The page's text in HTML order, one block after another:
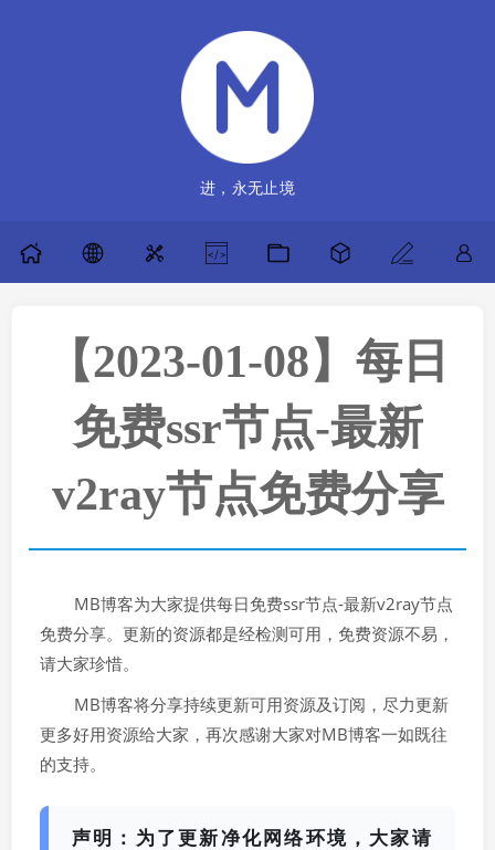
进，永无止境
【2023-01-08】每日
免费ssr节点-最新
v2ray节点免费分享
MB博客为大家提供每日免费ssr节点-最新v2ray节点
免费分享。更新的资源都是经检测可用，免费资源不易，
请大家珍惜。
MB博客将分享持续更新可用资源及订阅，尽力更新
更多好用资源给大家，再次感谢大家对MB博客一如既往
的支持。
声明：为了更新净化网络环境，大家请